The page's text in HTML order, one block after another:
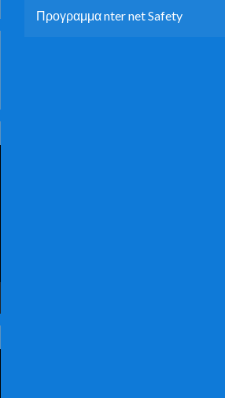
Προγραμμα nter net Safety